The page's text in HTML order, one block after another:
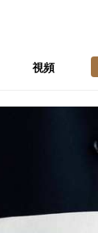
視頻